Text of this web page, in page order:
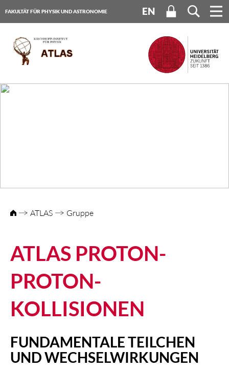
FAKULTÄT FÜR PHYSIK UND ASTRONOMIE EN
ATLAS Gruppe
ATLAS PROTON-
PROTON-
KOLLISIONEN
FUNDAMENTALE TEILCHEN
UND WECHSELWIRKUNGEN